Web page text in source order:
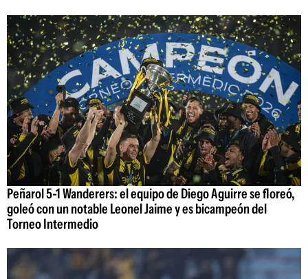
Peñarol 5-1 Wanderers: el equipo de Diego Aguirre se floreó,
goleó con un notable Leonel Jaime y es bicampeón del
Torneo Intermedio